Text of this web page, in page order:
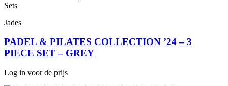
Sets
Jades
PADEL & PILATES COLLECTION ’24 – 3
PIECE SET – GREY
Log in voor de prijs